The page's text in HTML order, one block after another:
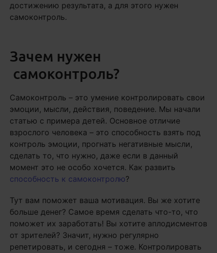
достижению результата, а для этого нужен
самоконтроль.
Зачем нужен
самоконтроль?
Самоконтроль – это умение контролировать свои
эмоции, мысли, действия, поведение. Мы начали
статью с примера детей. Основное отличие
взрослого человека – это способность взять под
контроль эмоции, прогнать негативные мысли,
сделать то, что нужно, даже если в данный
момент это не особо хочется. Как развить
способность к самоконтролю?
Тут вам поможет ваша мотивация. Вы же хотите
больше денег? Самое время сделать что-то, что
поможет их заработать! Вы хотите аплодисментов
от зрителей? Значит, нужно регулярно
репетировать, и сегодня – тоже. Контролировать